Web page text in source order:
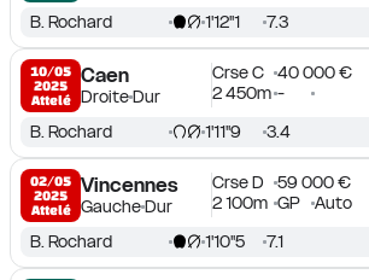
B. Rochard 1'12''1 7.3
10/05
2025
Attelé
Caen
DroiteDur
Crse C
40 000 €
2 450m -
B. Rochard 1'11''9 3.4
02/05
2025
Attelé
Vincennes
GaucheDur
Crse D
59 000 €
2 100m GP Auto
B. Rochard 1'10''5 7.1